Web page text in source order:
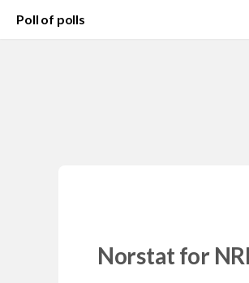
Poll of polls
Norstat for